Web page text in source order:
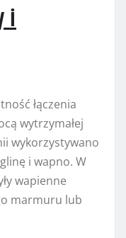
i
łączenia
wytrzymałej
wykorzystywano
i wapno. W
wapienne
marmuru lub